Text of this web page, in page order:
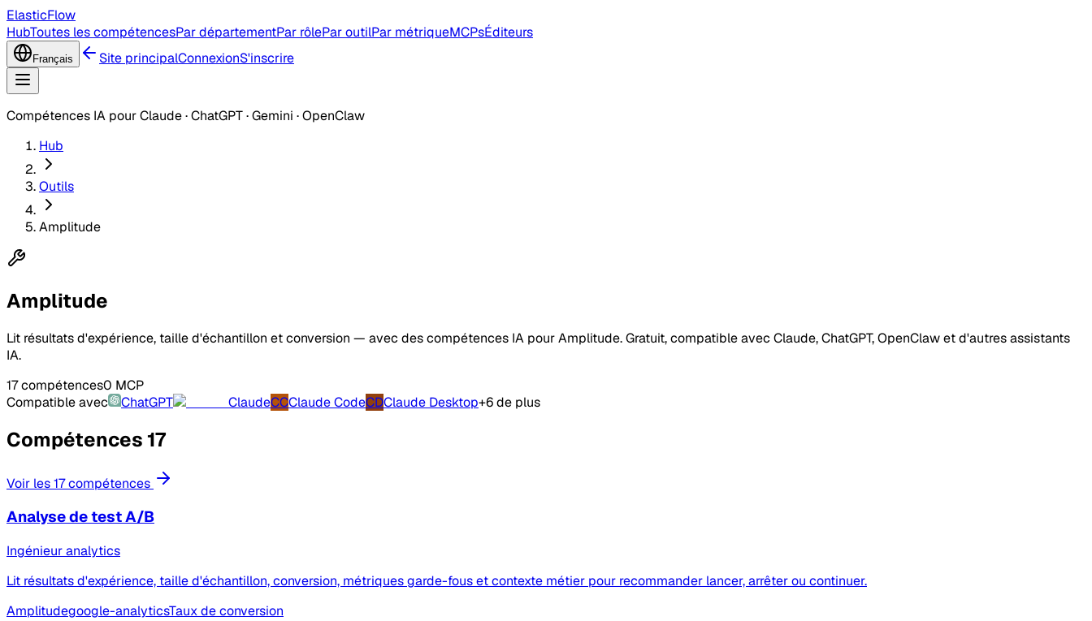
ElasticFlow
HubToutes les compétencesPar départementPar rôlePar outilPar métriqueMCPsÉditeurs
Français Site principalConnexionS'inscrire
Compétences IA pour Claude · ChatGPT · Gemini · OpenClaw
Hub
Outils
Amplitude
Amplitude
Lit résultats d'expérience, taille d'échantillon et conversion — avec des compétences IA pour Amplitude. Gratuit, compatible avec Claude, ChatGPT, OpenClaw et d'autres assistants
IA.
17 compétences0 MCP
Compatible avec
ChatGPT ClaudeCCClaude CodeCDClaude Desktop+6 de plus
Compétences17
Voir les 17 compétences
Analyse de test A/B
Ingénieur analytics
Lit résultats d'expérience, taille d'échantillon, conversion, métriques garde-fous et contexte métier pour recommander lancer, arrêter ou continuer.
Amplitudegoogle-analyticsTaux de conversion